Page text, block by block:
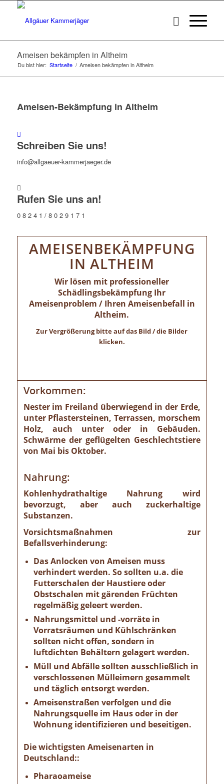
Ameisen bekämpfen in Altheim
Du bist hier: Startseite / Ameisen bekämpfen in Altheim
Ameisen-Bekämpfung in Altheim
Schreiben Sie uns!
info@allgaeuer-kammerjaeger.de
Rufen Sie uns an!
0 8 2 4 1 / 8 0 2 9 1 7 1
AMEISENBEKÄMPFUNG
IN ALTHEIM
Wir lösen mit professioneller
Schädlingsbekämpfung Ihr
Ameisenproblem / Ihren Ameisenbefall in
Altheim.
Zur Vergrößerung bitte auf das Bild / die Bilder
klicken.
Vorkommen:
Nester im Freiland überwiegend in der Erde,
unter Pflastersteinen, Terrassen, morschem
Holz, auch unter oder in Gebäuden.
Schwärme der geflügelten Geschlechtstiere
von Mai bis Oktober.
Nahrung:
Kohlenhydrathaltige Nahrung wird
bevorzugt, aber auch zuckerhaltige
Substanzen.
Vorsichtsmaßnahmen zur
Befallsverhinderung:
Das Anlocken von Ameisen muss
verhindert werden. So sollten u.a. die
Futterschalen der Haustiere oder
Obstschalen mit gärenden Früchten
regelmäßig geleert werden.
Nahrungsmittel und -vorräte in
Vorratsräumen und Kühlschränken
sollten nicht offen, sondern in
luftdichten Behältern gelagert werden.
Müll und Abfälle sollten ausschließlich in
verschlossenen Mülleimern gesammelt
und täglich entsorgt werden.
Ameisenstraßen verfolgen und die
Nahrungsquelle im Haus oder in der
Wohnung identifizieren und beseitigen.
Die wichtigsten Ameisenarten in
Deutschland::
Pharaoameise